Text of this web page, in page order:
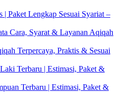
Paket Lengkap Sesuai Syariat –
Cara, Syarat & Layanan Aqiqah
Terpercaya, Praktis & Sesuai
Terbaru | Estimasi, Paket &
Terbaru | Estimasi, Paket &